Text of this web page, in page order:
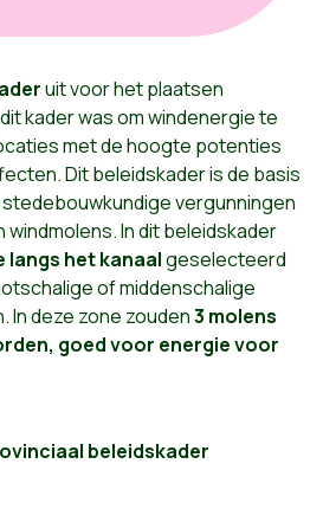
uit voor het plaatsen
kader was om windenergie te
met de hoogte potenties
Dit beleidskader is de basis
vergunningen
In dit beleidskader
langs het kanaalgeselecteerd
of middenschalige
In deze zone zouden3 molens
goed voor energie voor
beleidskader